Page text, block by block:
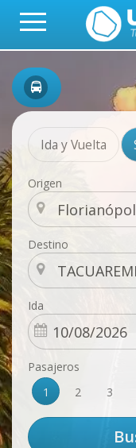
Ida y Vuelta
Origen
Destino
Ida
Pasajeros
1
2 3